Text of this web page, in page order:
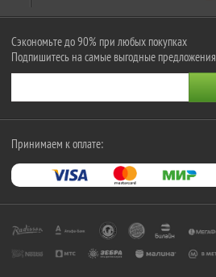
Сэкономьте до 90% при любых покупках
Подпишитесь на самые выгодные предложения
Принимаем к оплате: